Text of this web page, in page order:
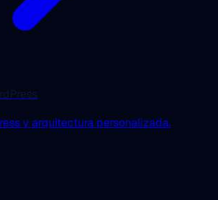
y arquitectura personalizada.